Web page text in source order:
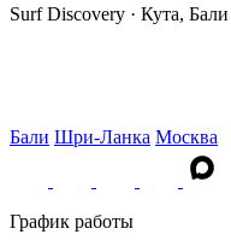
Surf Discovery · Кута,
Бали Шри-Ланка Москва
График работы